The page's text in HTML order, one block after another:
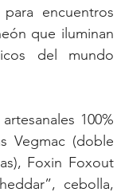
encuentros
que iluminan
del mundo
100%
Vegmac (doble
Foxin Foxout
cebolla,